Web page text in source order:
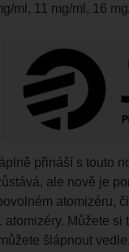
ml, 11 mg/ml, 16
přináší s touto
ale nově je
atomizéru, či
atomizéry. Můžete si
šlápnout vedle.